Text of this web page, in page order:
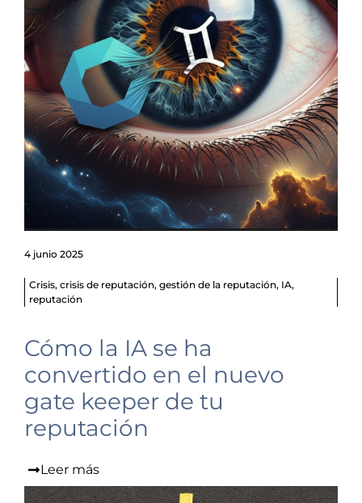
4 junio 2025
Crisis, crisis de reputación, gestión de la reputación, IA,
reputación
Cómo la IA se ha
convertido en el nuevo
gate keeper de tu
reputación
Leer más